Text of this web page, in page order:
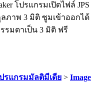
โปรแกรมเปิดไฟล์ JPS
ลภาพ 3 มิติ ซูมเข้าออกได้
รมดาเป็น 3 มิติ ฟรี
รแกรมมัลติมีเดีย > Image